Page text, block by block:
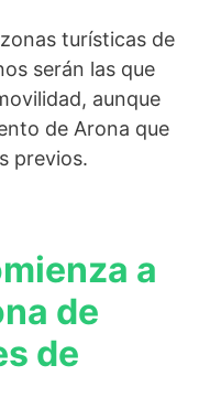
turísticas de
serán las que
aunque
de Arona que
previos.
a
de
de